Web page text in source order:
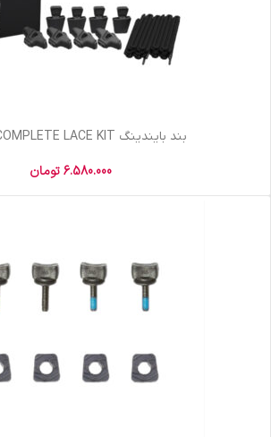
بند بایندینگ RONIX COMPLETE LACE KIT
6.580.000تومان